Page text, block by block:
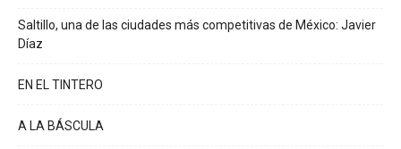
Saltillo, una de las ciudades más competitivas de México: Javier
Díaz
EN EL TINTERO
A LA BÁSCULA